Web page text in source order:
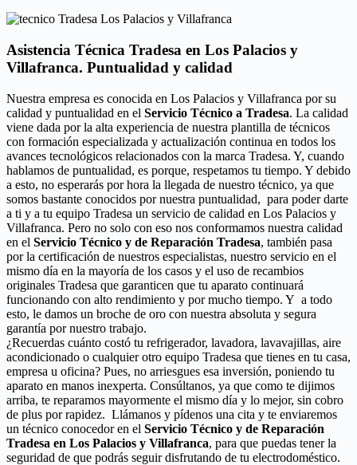
Asistencia Técnica Tradesa en Los Palacios y
Villafranca. Puntualidad y calidad
Nuestra empresa es conocida en Los Palacios y Villafranca por su
calidad y puntualidad en el Servicio Técnico a Tradesa. La calidad
viene dada por la alta experiencia de nuestra plantilla de técnicos
con formación especializada y actualización continua en todos los
avances tecnológicos relacionados con la marca Tradesa. Y, cuando
hablamos de puntualidad, es porque, respetamos tu tiempo. Y debido
a esto, no esperarás por hora la llegada de nuestro técnico, ya que
somos bastante conocidos por nuestra puntualidad, para poder darte
a ti y a tu equipo Tradesa un servicio de calidad en Los Palacios y
Villafranca. Pero no solo con eso nos conformamos nuestra calidad
en el Servicio Técnico y de Reparación Tradesa, también pasa
por la certificación de nuestros especialistas, nuestro servicio en el
mismo día en la mayoría de los casos y el uso de recambios
originales Tradesa que garanticen que tu aparato continuará
funcionando con alto rendimiento y por mucho tiempo. Y a todo
esto, le damos un broche de oro con nuestra absoluta y segura
garantía por nuestro trabajo.
¿Recuerdas cuánto costó tu refrigerador, lavadora, lavavajillas, aire
acondicionado o cualquier otro equipo Tradesa que tienes en tu casa,
empresa u oficina? Pues, no arriesgues esa inversión, poniendo tu
aparato en manos inexperta. Consúltanos, ya que como te dijimos
arriba, te reparamos mayormente el mismo día y lo mejor, sin cobro
de plus por rapidez. Llámanos y pídenos una cita y te enviaremos
un técnico conocedor en el Servicio Técnico y de Reparación
Tradesa en Los Palacios y Villafranca, para que puedas tener la
seguridad de que podrás seguir disfrutando de tu electrodoméstico.